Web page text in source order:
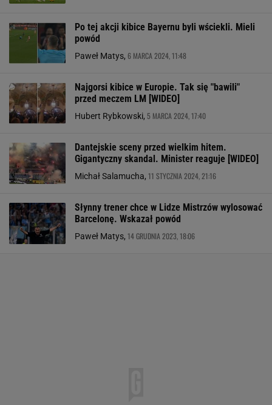
Po tej akcji kibice Bayernu byli wściekli. Mieli
powód
Paweł Matys, 6 MARCA 2024, 11:48
Najgorsi kibice w Europie. Tak się "bawili"
przed meczem LM [WIDEO]
Hubert Rybkowski, 5 MARCA 2024, 17:40
Dantejskie sceny przed wielkim hitem.
Gigantyczny skandal. Minister reaguje [WIDEO]
Michał Salamucha, 11 STYCZNIA 2024, 21:16
Słynny trener chce w Lidze Mistrzów wylosować
Barcelonę. Wskazał powód
Paweł Matys, 14 GRUDNIA 2023, 18:06